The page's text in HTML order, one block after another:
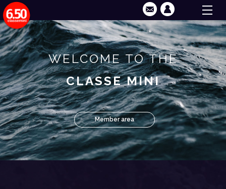
WELCOME TO THE
CLASSE MINI
Member area